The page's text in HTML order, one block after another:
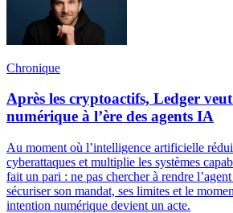
Chronique
Après les cryptoactifs, Ledger
numérique à l’ère des agents IA
Au moment où l’intelligence artificielle
cyberattaques et multiplie les systèmes
fait un pari : ne pas chercher à rendre
sécuriser son mandat, ses limites et le
intention numérique devient un acte.